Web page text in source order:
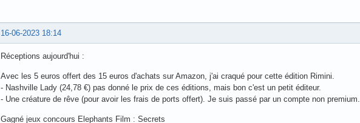
16-06-2023 18:14
Réceptions aujourd'hui :
Avec les 5 euros offert des 15 euros d'achats sur Amazon, j'ai craqué pour cette édition Rimini.
- Nashville Lady (24,78 €) pas donné le prix de ces éditions, mais bon c'est un petit éditeur.
- Une créature de rêve (pour avoir les frais de ports offert). Je suis passé par un compte non premium.
Gagné jeux concours Elephants Film : Secrets